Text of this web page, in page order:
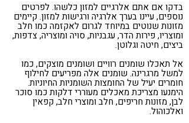
בדקו אם אתם אלרגיים למזון כלשהו. לפרטים
נוספים, עיינו בערך אלרגיה ורגישות למזון. קיימים
מזונות שנוטים במיוחד לגרום לאקזמה כמו חלב
ומוצריו, פירות הדר, עגבניות, סויה ומוצריה, צדפות,
ביצים, חיטה וגלוטן.
אל תאכלו שומנים רוויים ושומנים מוצקים, כמו
למשל מרגרינה. שומנים אלה מפריעים לחילוף
חומרים יעיל של החומצות השומניות החיוניות.
הימנעו מצריכת מאכלים מעוררי דלקות כמו סוכר
לבן, מזונות חריפים, חלב ומוצרי חלב, קפאין
ואלכוהול.